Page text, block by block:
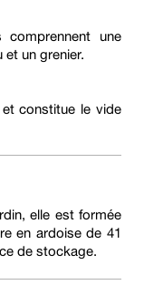
comprennent une
et un grenier.
constitue le vide
elle est formée
en ardoise de 41
de stockage.